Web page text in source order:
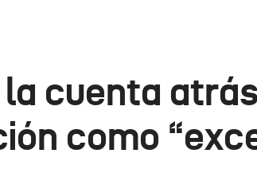
la cuenta
como